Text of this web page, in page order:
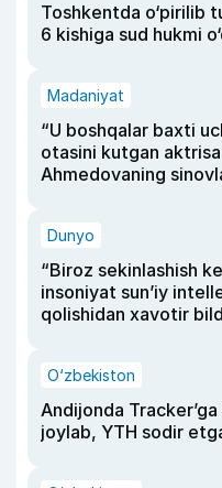
Toshkentda o‘pirilib
6 kishiga sud hukmi
Madaniyat
“U boshqalar baxti
otasini kutgan
Ahmedovaning
Dunyo
“Biroz sekinlashish
insoniyat sun’iy
qolishidan xavotir
O‘zbekiston
Andijonda
joylab, YTH sodir